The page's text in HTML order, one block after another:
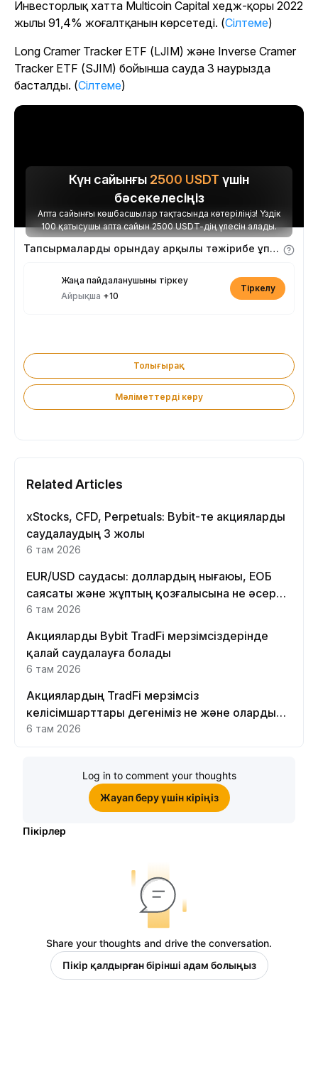
Инвесторлық хатта Multicoin Capital хедж-қоры 2022
жылы 91,4% жоғалтқанын көрсетеді. (Сілтеме)
Long Cramer Tracker ETF (LJIM) және Inverse Cramer
Tracker ETF (SJIM) бойынша сауда 3 наурызда
басталды. (Сілтеме)
Күн сайынғы 2500 USDT үшін
бәсекелесіңіз
Апта сайынғы көшбасшылар тақтасында көтеріліңіз! Үздік
100 қатысушы апта сайын 2500 USDT-дің үлесін алады.
Тапсырмаларды орындау арқылы тәжірибе ұпайларын алыңыз
Жаңа пайдаланушыны тіркеу
Айрықша +10
Тіркелу
Толығырақ
Мәліметтерді көру
Related Articles
xStocks, CFD, Perpetuals: Bybit-те акцияларды
саудалаудың 3 жолы
6 там 2026
EUR/USD саудасы: доллардың нығаюы, ЕОБ
саясаты және жұптың қозғалысына не әсер
етеді
6 там 2026
Акцияларды Bybit TradFi мерзімсіздерінде
қалай саудалауға болады
6 там 2026
Акциялардың TradFi мерзімсіз
келісімшарттары дегеніміз не және оларды
Bybit платформасында неге саудалау керек?
6 там 2026
Log in to comment your thoughts
Жауап беру үшін кіріңіз
Пікірлер
Share your thoughts and drive the conversation.
Пікір қалдырған бірінші адам болыңыз